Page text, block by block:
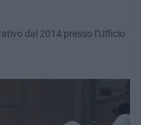
dal 2014 presso l’Ufficio